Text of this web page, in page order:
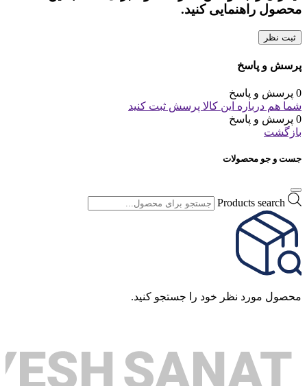
محصول راهنمایی کنید.
ثبت نظر
پرسش و پاسخ
0 پرسش و پاسخ
شما هم درباره این کالا پرسش ثبت کنید
0 پرسش و پاسخ
بازگشت
جست و جو محصولات
Products search
محصول مورد نظر خود را جستجو کنید.